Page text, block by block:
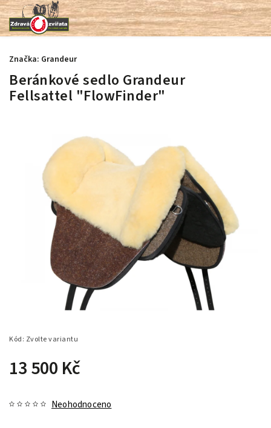
Beránkové sedlo Grandeur
Fellsattel "FlowFinder"
Kód: Zvolte variantu
13 500 Kč
Neohodnoceno
Značka: Grandeur